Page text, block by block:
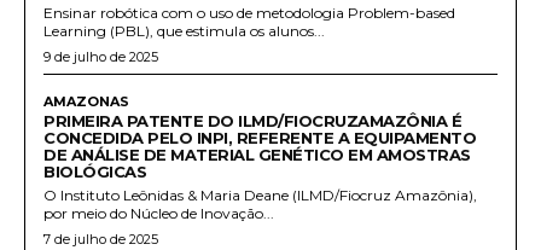
Ensinar robótica com o uso de metodologia Problem-based
Learning (PBL), que estimula os alunos...
9 de julho de 2025
AMAZONAS
PRIMEIRA PATENTE DO ILMD/FIOCRUZAMAZÔNIA É
CONCEDIDA PELO INPI, REFERENTE A EQUIPAMENTO
DE ANÁLISE DE MATERIAL GENÉTICO EM AMOSTRAS
BIOLÓGICAS
O Instituto Leônidas & Maria Deane (ILMD/Fiocruz Amazônia),
por meio do Núcleo de Inovação...
7 de julho de 2025